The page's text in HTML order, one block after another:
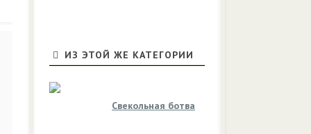
ИЗ ЭТОЙ ЖЕ КАТЕГОРИИ
Свекольная ботва